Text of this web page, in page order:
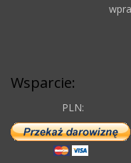
Wsparcie:
PLN: